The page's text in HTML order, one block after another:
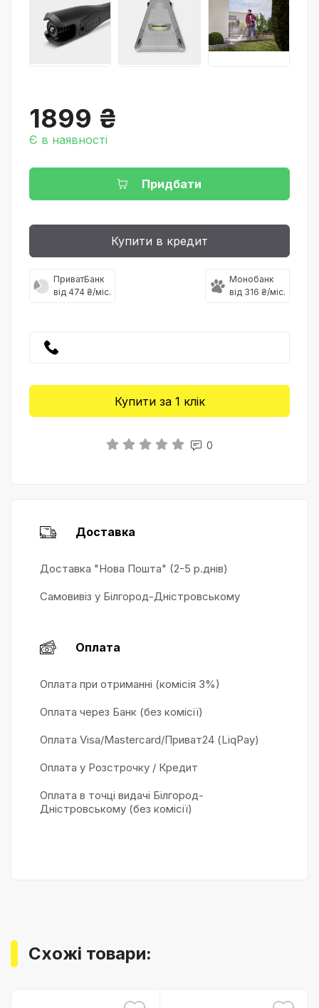
1899 ₴
Є в наявності
Придбати
Купити в кредит
ПриватБанк
від 474 ₴/міс.
Монобанк
від 316 ₴/міс.
Купити за 1 клiк
0
Доставка
Доставка "Нова Пошта" (2-5 р.днів)
Самовивіз у Білгород-Дністровському
Оплата
Оплата при отриманні (комісія 3%)
Оплата через Банк (без комісії)
Оплата Visa/Mastercard/Приват24 (LiqPay)
Оплата у Розстрочку / Кредит
Оплата в точці видачі Білгород-
Дністровському (без комісії)
Схожі товари: